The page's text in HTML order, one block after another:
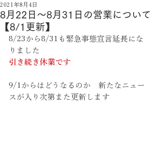
8月22日〜8月31日の営業について
【8/1更新】
2021年8月4日
8/23から8/31も緊急事態宣言延長にな
りました
引き続き休業です
9/1からはどうなるのか　新たなニュー
スが入り次第また更新します